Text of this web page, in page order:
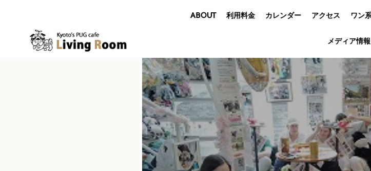
ABOUT 利用料金 カレンダー アクセス ワン
メディア情報